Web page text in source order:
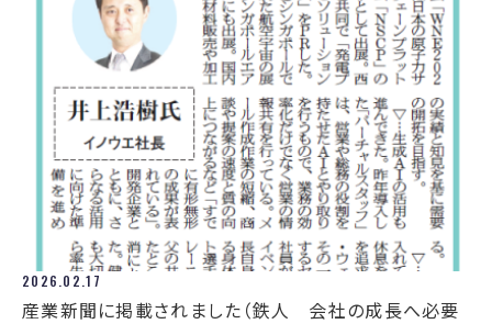
2026.02.17
産業新聞に掲載されました（鉄人 会社の成長へ必要